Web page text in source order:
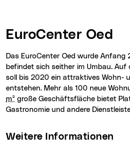
EuroCenter Oed
Das EuroCenter Oed wurde Anfang 2018 abgetragen und
befindet sich seither im Umbau. Auf
soll bis 2020 ein attraktives Wohn-
entstehen. Mehr als 100 neue
m² große Geschäftsfläche bietet
Gastronomie und andere
Weitere Informationen